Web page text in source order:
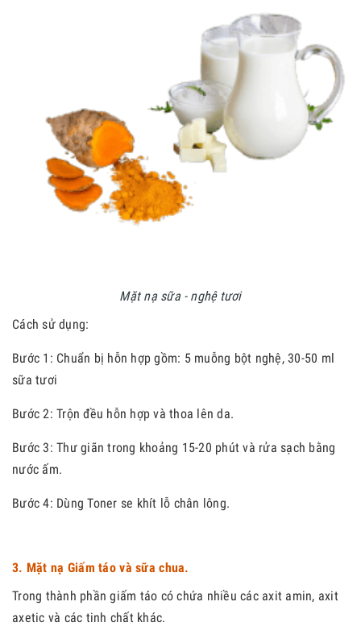
Mặt nạ sữa - nghệ tươi
Cách sử dụng:
Bước 1: Chuẩn bị hỗn hợp gồm: 5 muỗng bột nghệ, 30-50 ml
sữa tươi
Bước 2: Trộn đều hỗn hợp và thoa lên da.
Bước 3: Thư giãn trong khoảng 15-20 phút và rửa sạch bằng
nước ấm.
Bước 4: Dùng Toner se khít lỗ chân lông.
3. Mặt nạ Giấm táo và sữa chua.
Trong thành phần giấm táo có chứa nhiều các axit amin, axit
axetic và các tinh chất khác.